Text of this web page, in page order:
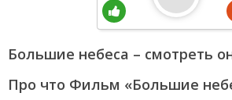
Большие небеса – смотреть
Про что Фильм «Большие